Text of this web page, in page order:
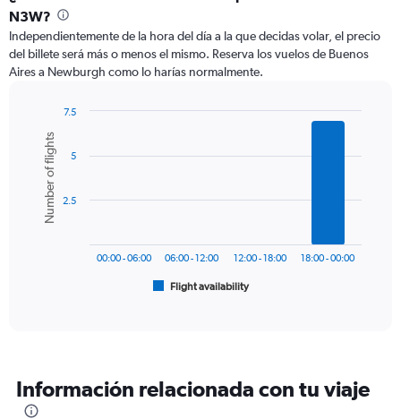
N3W?
Independientemente de la hora del día a la que decidas volar, el precio
del billete será más o menos el mismo. Reserva los vuelos de Buenos
Aires a Newburgh como lo harías normalmente.
chart
with
bars.
The
categories.
The
Chart
graphic.
Number of flights
Flight availability
00:00 - 06:00 06:00 - 12:00 12:00 - 18:00 18:00 - 00:00
2.5
5
7.5
Información relacionada con tu viaje